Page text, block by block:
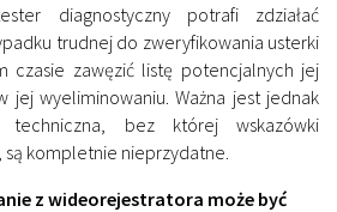
diagnostyczny potrafi zdziałać
trudnej do zweryfikowania usterki
czasie zawęzić listę potencjalnych jej
wyeliminowaniu. Ważna jest jednak
techniczna, bez której wskazówki
są kompletnie nieprzydatne.
z wideorejestratora może być